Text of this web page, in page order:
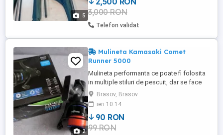
5 3,000 RON
Telefon validat
2
Mulineta Kamasaki Comet
Runner 5000
Mulineta performanta ce poate fi folosita
in multiple stiluri de pescuit, dar se face
remarcata cel mai bine in pescuitul
stationar. Corp: grafit Frana frontala
Baitrunner Nr. rulmenti: 7+1 Raport
recuperare: 5.2:1 Capacitate tambur:
0.28mm 250m Greutate: 485g
Brasov, Brasov
ieri 10:14
90 RON
99 RON